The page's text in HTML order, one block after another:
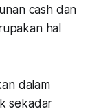
cash dan
hal
dalam
sekadar